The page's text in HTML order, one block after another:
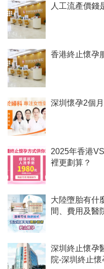
人工流產價錢
香港終止懷孕
深圳懷孕2個
2025年香港
裡更劃算？
大陸墮胎有什
間、費用及醫
深圳終止懷孕
院-深圳終止